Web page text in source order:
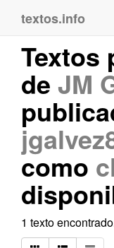
textos.info
Textos
de JM
como
1 texto